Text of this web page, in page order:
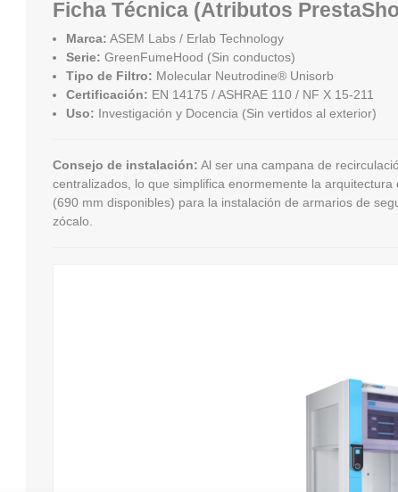
Ficha Técnica (Atributos
Marca: ASEM Labs / Erlab Technology
Serie: GreenFumeHood (Sin conductos)
Tipo de Filtro: Molecular Neutrodine® Unisorb
Certificación: EN 14175 / ASHRAE 110 / NF X 15-211
Uso: Investigación y Docencia (Sin vertidos al exterior)
Consejo de instalación: Al ser una campana de
centralizados, lo que simplifica enormemente la
(690 mm disponibles) para la instalación de armarios de
zócalo.